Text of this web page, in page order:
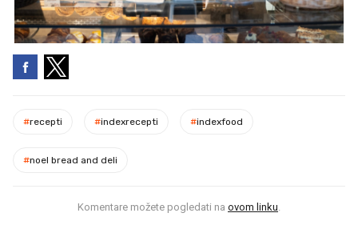
#recepti #indexrecepti #indexfood
#noel bread and deli
Komentare možete pogledati na ovom linku.